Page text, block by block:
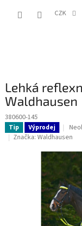
CZK
Lehká
Waldhausen
380600-145
Tip Výprodej
je
0,0
5
Značka: Waldhausen